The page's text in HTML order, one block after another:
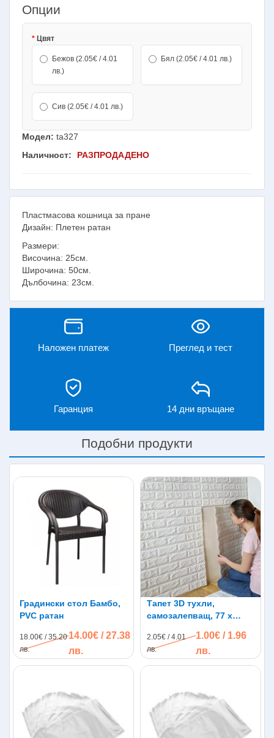
Опции
Цвят
Бежов (2.05€ / 4.01
лв.)
Бял (2.05€ / 4.01 лв.)
Сив (2.05€ / 4.01 лв.)
Модел: ta327
Наличност:
РАЗПРОДАДЕНО
Пластмасова кошница за пране
Дизайн: Плетен ратан
Размери:
Височина: 25см.
Широчина: 50см.
Дълбочина: 23см.
Наложен платеж Преглед и тест
Гаранция 14 дни връщане
Подобни продукти
Градински стол Бамбо,
PVC ратан
18.00€ / 35.20
лв.
14.00€ / 27.38
лв.
Тапет 3D тухли,
самозалепващ, 77 х
2.05€ / 4.01
лв.
1.00€ / 1.96
лв.